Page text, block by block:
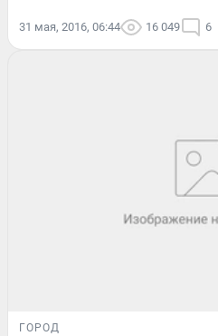
31 мая, 2016, 06:44 16 049 6
ГОРОД